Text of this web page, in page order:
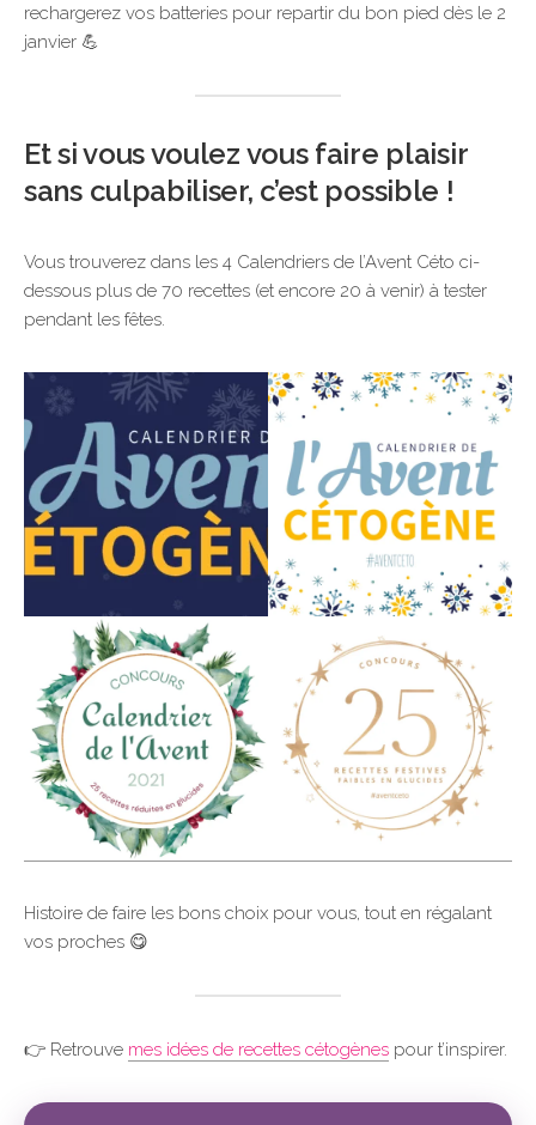
rechargerez vos batteries pour repartir du bon pied dès le 2
janvier 💪
Et si vous voulez vous faire plaisir
sans culpabiliser, c’est possible !
Vous trouverez dans les 4 Calendriers de l’Avent Céto ci-
dessous plus de 70 recettes (et encore 20 à venir) à tester
pendant les fêtes.
Histoire de faire les bons choix pour vous, tout en régalant
vos proches 😋
👉 Retrouve mes idées de recettes cétogènes pour t’inspirer.